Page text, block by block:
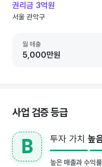
권리금 3억원
서울 관악구
월 매출
5,000만원
사업 검증 등급
B 투자 가치 높
높은 매출과 수익